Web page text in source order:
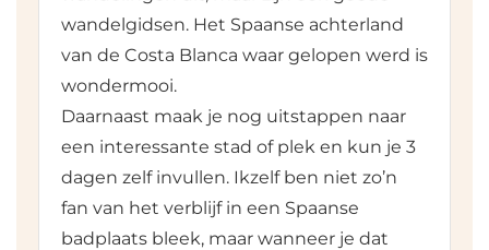
wandelgidsen. Het Spaanse achterland
van de Costa Blanca waar gelopen werd is
wondermooi.
Daarnaast maak je nog uitstappen naar
een interessante stad of plek en kun je 3
dagen zelf invullen. Ikzelf ben niet zo’n
fan van het verblijf in een Spaanse
badplaats bleek, maar wanneer je dat